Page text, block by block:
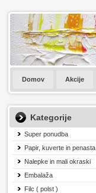
Domov Akcije
Kategorije
Super ponudba
Papir, kuverte in
Nalepke in mali okraski
Embalaža
Filc ( polst )